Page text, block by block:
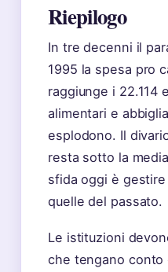
Riepilogo
In tre decenni il
1995 la spesa pro
raggiunge i 22.114
alimentari e
esplodono. Il
resta sotto la
sfida oggi è
quelle del passato.
Le istituzioni
che tengano conto